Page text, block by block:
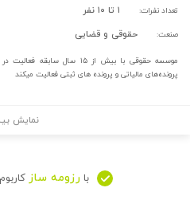
تعداد نفرات: ۱ تا ۱۰ نفر
صنعت: حقوقی و قضایی
موسسه حقوقی با بیش از ۱۵
پرونده‌های مالیاتی و پرونده های ثبتی فعالیت میکند
نمایش
با رزومه ساز